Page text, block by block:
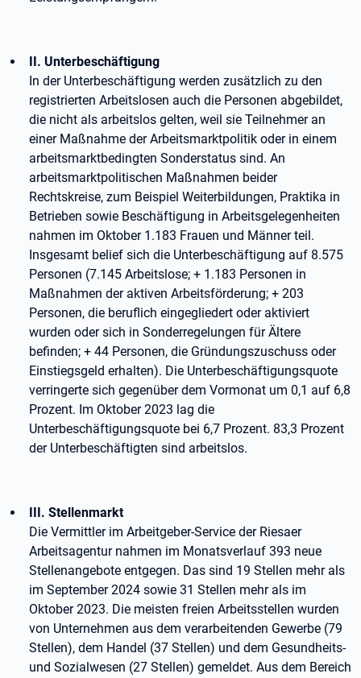
II. Unterbeschäftigung
In der Unterbeschäftigung werden zusätzlich zu den
registrierten Arbeitslosen auch die Personen abgebildet,
die nicht als arbeitslos gelten, weil sie Teilnehmer an
einer Maßnahme der Arbeitsmarktpolitik oder in einem
arbeitsmarktbedingten Sonderstatus sind. An
arbeitsmarktpolitischen Maßnahmen beider
Rechtskreise, zum Beispiel Weiterbildungen, Praktika in
Betrieben sowie Beschäftigung in Arbeitsgelegenheiten
nahmen im Oktober 1.183 Frauen und Männer teil.
Insgesamt belief sich die Unterbeschäftigung auf 8.575
Personen (7.145 Arbeitslose; + 1.183 Personen in
Maßnahmen der aktiven Arbeitsförderung; + 203
Personen, die beruflich eingegliedert oder aktiviert
wurden oder sich in Sonderregelungen für Ältere
befinden; + 44 Personen, die Gründungszuschuss oder
Einstiegsgeld erhalten). Die Unterbeschäftigungsquote
verringerte sich gegenüber dem Vormonat um 0,1 auf 6,8
Prozent. Im Oktober 2023 lag die
Unterbeschäftigungsquote bei 6,7 Prozent. 83,3 Prozent
der Unterbeschäftigten sind arbeitslos.
III. Stellenmarkt
Die Vermittler im Arbeitgeber-Service der Riesaer
Arbeitsagentur nahmen im Monatsverlauf 393 neue
Stellenangebote entgegen. Das sind 19 Stellen mehr als
im September 2024 sowie 31 Stellen mehr als im
Oktober 2023. Die meisten freien Arbeitsstellen wurden
von Unternehmen aus dem verarbeitenden Gewerbe (79
Stellen), dem Handel (37 Stellen) und dem Gesundheits-
und Sozialwesen (27 Stellen) gemeldet. Aus dem Bereich